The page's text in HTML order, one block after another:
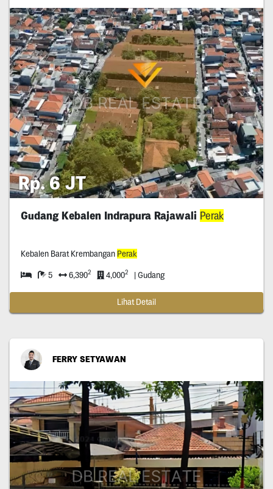
Rp. 6 JT
Gudang Kebalen Indrapura Rajawali Perak
Kebalen Barat Krembangan Perak
5 6,3902 4,0002 | Gudang
Lihat Detail
FERRY SETYAWAN